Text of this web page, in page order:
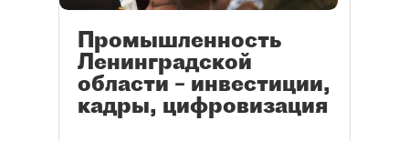
Промышленность
Ленинградской
области – инвестиции,
кадры, цифровизация